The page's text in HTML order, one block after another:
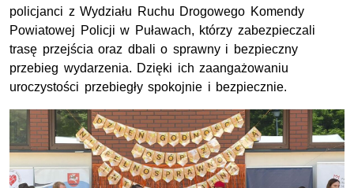
policjanci z Wydziału Ruchu Drogowego Komendy
Powiatowej Policji w Puławach, którzy zabezpieczali
trasę przejścia oraz dbali o sprawny i bezpieczny
przebieg wydarzenia. Dzięki ich zaangażowaniu
uroczystości przebiegły spokojnie i bezpiecznie.